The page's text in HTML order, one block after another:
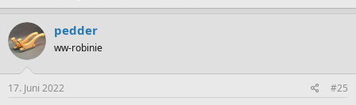
pedder
ww-robinie
17. Juni 2022 #25